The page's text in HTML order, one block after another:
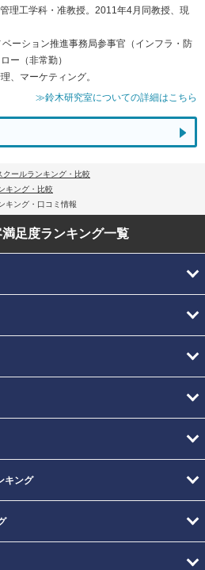
理工学科・准教授。2011年4月同教授、現
ーション推進事務局参事官（インフラ・防
ー（非常勤）
、マーケティング。
≫鈴木研究室についての詳細はこちら
クールランキング・比較
キング・比較
キング・口コミ情報
足度ランキング一覧
キング